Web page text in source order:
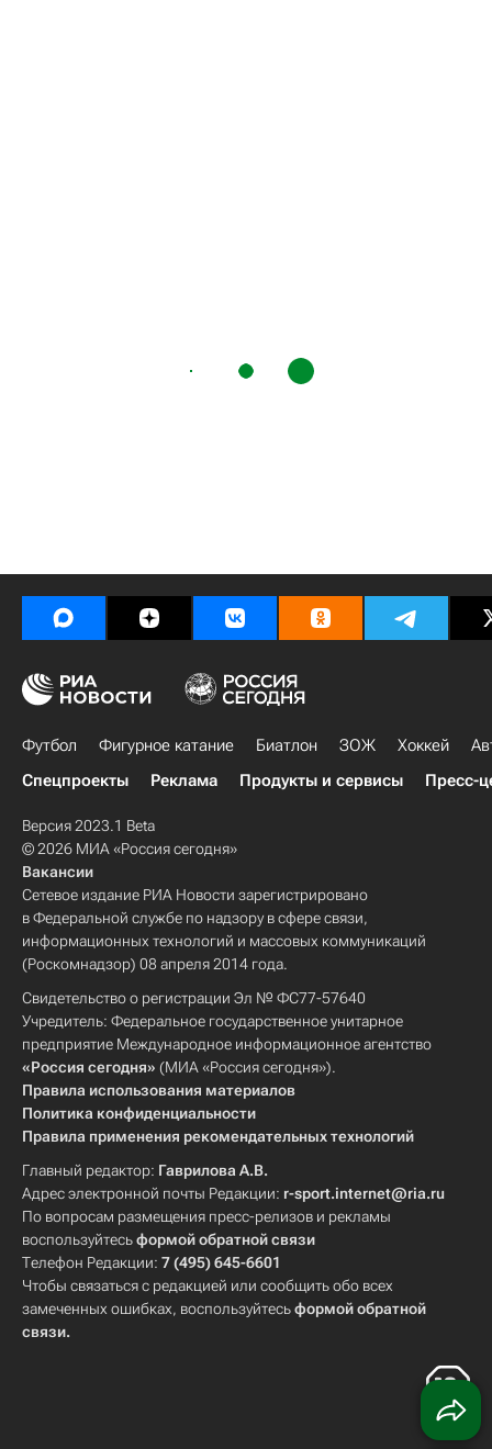
Футбол Фигурное катание Биатлон ЗОЖ Хоккей
Спецпроекты
Реклама Продукты и сервисы Пресс-
Версия 2023.1 Beta
© 2026 МИА «Россия сегодня»
Вакансии
Сетевое издание РИА Новости зарегистрировано
в Федеральной службе по надзору в сфере связи,
информационных технологий и массовых коммуникаций
(Роскомнадзор) 08 апреля 2014 года.
Свидетельство о регистрации Эл № ФС77-57640
Учредитель: Федеральное государственное унитарное
предприятие Международное информационное агентство
«Россия сегодня» (МИА «Россия сегодня»).
Правила использования материалов
Политика конфиденциальности
Правила применения рекомендательных технологий
Главный редактор: Гаврилова А.В.
Адрес электронной почты Редакции: r-sport.internet@ria.ru
По вопросам размещения пресс-релизов и рекламы
воспользуйтесьформой обратной связи
Телефон Редакции: 7 (495) 645-6601
Чтобы связаться с редакцией или сообщить обо всех
замеченных ошибках, воспользуйтесьформой обратной
связи.